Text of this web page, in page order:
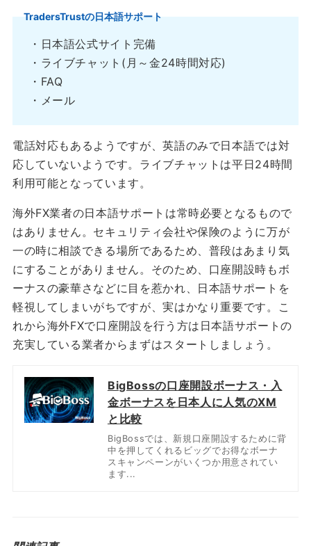
TradersTrustの日本語サポート
・日本語公式サイト完備
・ライブチャット(月～金24時間対応)
・FAQ
・メール
電話対応もあるようですが、英語のみで日本語では対
応していないようです。ライブチャットは平日24時間
利用可能となっています。
海外FX業者の日本語サポートは常時必要となるもので
はありません。セキュリティ会社や保険のように万が
一の時に相談できる場所であるため、普段はあまり気
にすることがありません。そのため、口座開設時もボ
ーナスの豪華さなどに目を惹かれ、日本語サポートを
軽視してしまいがちですが、実はかなり重要です。こ
れから海外FXで口座開設を行う方は日本語サポートの
充実している業者からまずはスタートしましょう。
BigBossの口座開設ボーナス・入
金ボーナスを日本人に人気のXM
と比較
BigBossでは、新規口座開設するために背
中を押してくれるビッグでお得なボーナ
スキャンペーンがいくつか用意されてい
ます...